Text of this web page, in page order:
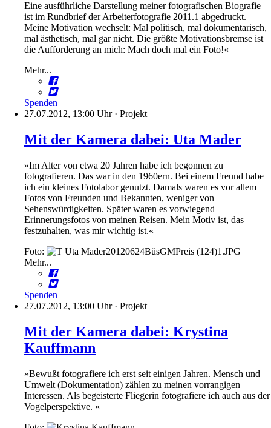
Eine ausführliche Darstellung meiner fotografischen Biografie
ist im Rundbrief der Arbeiterfotografie 2011.1 abgedruckt.
Meine Motivation wechselt: Mal politisch, mal dokumentarisch,
mal ästhetisch, mal gar nicht. Die größte Motivationsbremse ist
die Aufforderung an mich: Mach doch mal ein Foto!«
Mehr...
Spenden
27.07.2012, 13:00 Uhr· Projekt
Mit der Kamera dabei: Uta Mader
»Im Alter von etwa 20 Jahren habe ich begonnen zu
fotografieren. Das war in den 1960ern. Bei einem Freund habe
ich ein kleines Fotolabor genutzt. Damals waren es vor allem
Fotos von Freunden und Bekannten, weniger von
Sehenswürdigkeiten. Später waren es vorwiegend
Erinnerungsfotos von meinen Reisen. Mein Motiv ist, das
festzuhalten, was mir wichtig ist.«
Foto:
Mehr...
Spenden
27.07.2012, 13:00 Uhr· Projekt
Mit der Kamera dabei: Krystina
Kauffmann
»Bewußt fotografiere ich erst seit einigen Jahren. Mensch und
Umwelt (Dokumentation) zählen zu meinen vorrangigen
Interessen. Als begeisterte Fliegerin fotografiere ich auch aus der
Vogelperspektive. «